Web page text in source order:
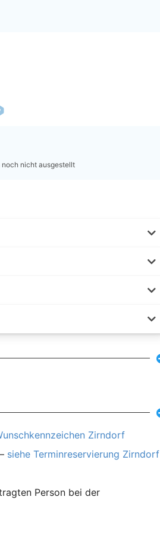
noch nicht ausgestellt
Zirndorf
siehe Terminreservierung Zirndorf
Person bei der